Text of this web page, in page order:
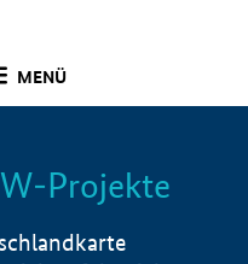
MENÜ
Info
Projekte